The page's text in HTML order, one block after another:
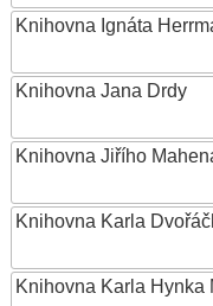
Knihovna Ignáta
Knihovna Jana Drdy
Knihovna Jiřího
Knihovna Karla
Knihovna Karla Hynka